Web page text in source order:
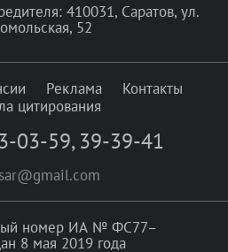
410031, Саратов, ул.
52
Реклама
Контакты
цитирования
03-59, 39-39-41
номер ИА № ФС77–
8 мая 2019 года